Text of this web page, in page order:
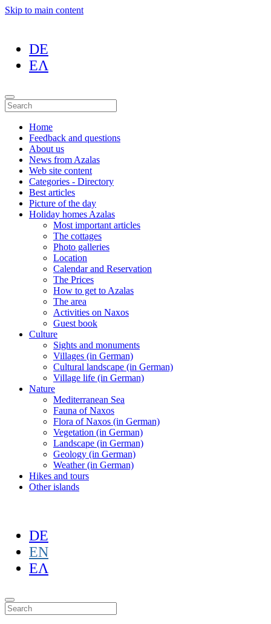
Skip to main content
DE
ΕΛ
Home
Feedback and questions
About us
News from Azalas
Web site content
Categories - Directory
Best articles
Picture of the day
Holiday homes Azalas
Most important articles
The cottages
Photo galleries
Location
Calendar and Reservation
The Prices
How to get to Azalas
The area
Activities on Naxos
Guest book
Culture
Sights and monuments
Villages (in German)
Cultural landscape (in German)
Village life (in German)
Nature
Mediterranean Sea
Fauna of Naxos
Flora of Naxos (in German)
Vegetation (in German)
Landscape (in German)
Geology (in German)
Weather (in German)
Hikes and tours
Other islands
DE
EN
ΕΛ